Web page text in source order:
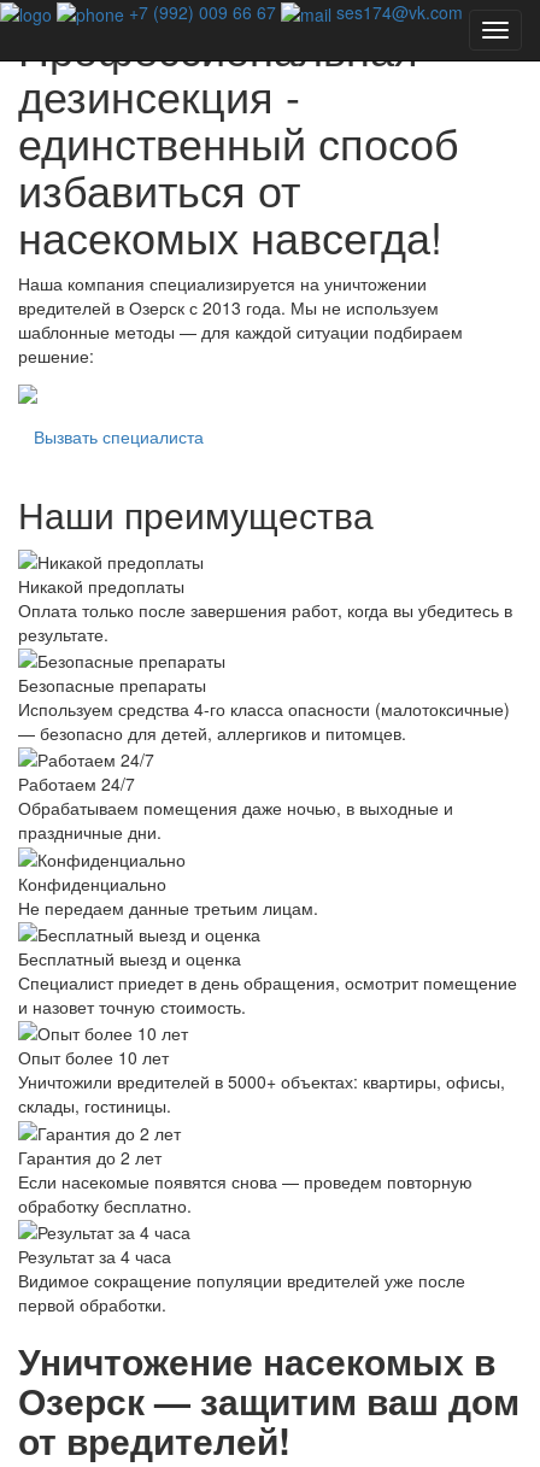
+7 (992) 009 66 67 ses174@vk.com
Профессиональная
дезинсекция -
единственный способ
избавиться от
насекомых навсегда!
Наша компания специализируется на уничтожении
вредителей в Озерск с 2013 года. Мы не используем
шаблонные методы — для каждой ситуации подбираем
решение:
Вызвать специалиста
Наши преимущества
Никакой предоплаты
Оплата только после завершения работ, когда вы убедитесь в
результате.
Безопасные препараты
Используем средства 4-го класса опасности (малотоксичные)
— безопасно для детей, аллергиков и питомцев.
Работаем 24/7
Обрабатываем помещения даже ночью, в выходные и
праздничные дни.
Конфиденциально
Не передаем данные третьим лицам.
Бесплатный выезд и оценка
Специалист приедет в день обращения, осмотрит помещение
и назовет точную стоимость.
Опыт более 10 лет
Уничтожили вредителей в 5000+ объектах: квартиры, офисы,
склады, гостиницы.
Гарантия до 2 лет
Если насекомые появятся снова — проведем повторную
обработку бесплатно.
Результат за 4 часа
Видимое сокращение популяции вредителей уже после
первой обработки.
Уничтожение насекомых в
Озерск — защитим ваш дом
от вредителей!